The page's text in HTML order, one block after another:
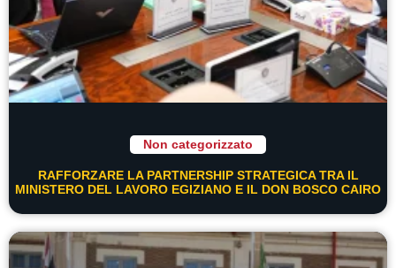
Non categorizzato
RAFFORZARE LA PARTNERSHIP STRATEGICA TRA IL
MINISTERO DEL LAVORO EGIZIANO E IL DON BOSCO CAIRO